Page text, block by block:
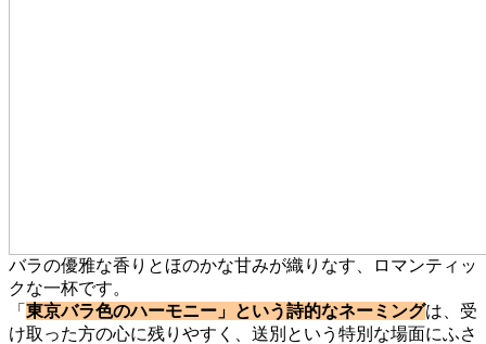
バラの優雅な香りとほのかな甘みが織りなす、ロマンティッ
クな一杯です。
「 東京バラ色のハーモニー」という詩的なネーミングは、受
け取った方の心に残りやすく、送別という特別な場面にふさ